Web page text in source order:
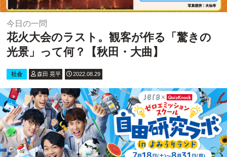
今日の一問
花火大会のラスト。観客が作る「驚きの
光景」って何？【秋田・大曲】
社会 森田 晃平 2022.08.29